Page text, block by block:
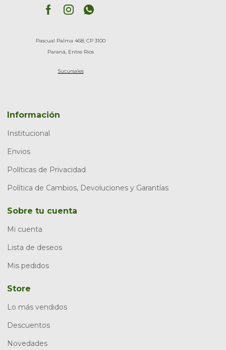
Pascual Palma 468, CP 3100
Paraná, Entre Rios
Sucursales
Información
Institucional
Envios
Políticas de Privacidad
Política de Cambios, Devoluciones y Garantías
Sobre tu cuenta
Mi cuenta
Lista de deseos
Mis pedidos
Store
Lo más vendidos
Descuentos
Novedades